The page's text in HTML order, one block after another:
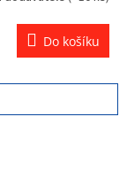
Do košíku